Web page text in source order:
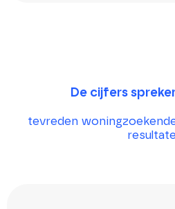
De cijfers
tevreden